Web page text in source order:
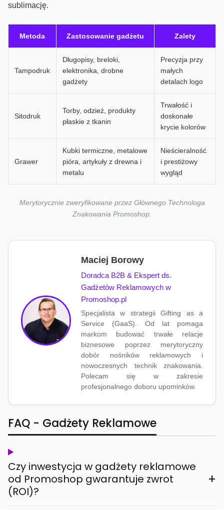
sublimację.
Metoda Zastosowanie gadżetu Zalety
Tampodruk
Długopisy, breloki,
elektronika, drobne
gadżety
Precyzja przy
małych
detalach logo
Sitodruk
Torby, odzież, produkty
płaskie z tkanin
Trwałość i
doskonałe
krycie kolorów
Grawer
Kubki termiczne, metalowe
pióra, artykuły z drewna i
metalu
Nieścieralność
i prestiżowy
wygląd
Merytorycznie zweryfikowane przez Głównego Technologa
Znakowania Promoshop.
Maciej Borowy
Doradca B2B & Ekspert ds.
Gadżetów Reklamowych w
Promoshop.pl
Specjalista w strategii Gifting as a
Service (GaaS). Od lat pomaga
markom budować trwałe relacje
biznesowe poprzez merytoryczny
dobór nośników reklamowych i
nowoczesnych technik znakowania.
Polecam się w zakresie
profesjonalnego doboru upominków.
FAQ - Gadżety Reklamowe
Czy inwestycja w gadżety reklamowe
od Promoshop gwarantuje zwrot
(ROI)?
+